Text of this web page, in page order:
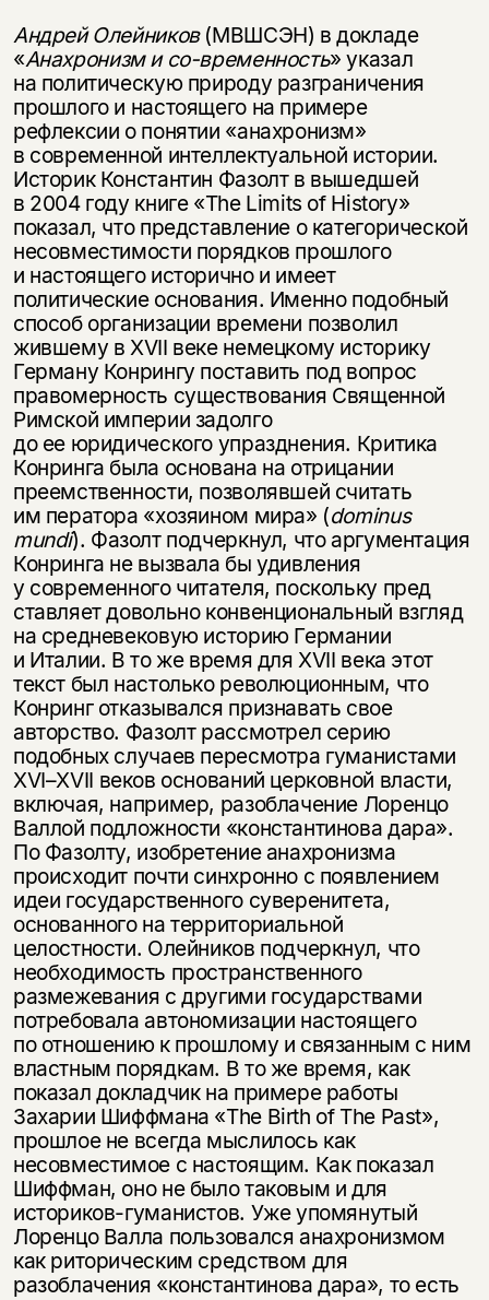
Андрей Олейников (МВШСЭН) в докладе
«Анахронизм и со-временность» указал
на политическую природу разграничения
прошлого и настоящего на примере
рефлексии о понятии «анахронизм»
в современной интеллектуальной истории.
Историк Константин Фазолт в вышедшей
в 2004 году книге «The Limits of History»
показал, что представление о категорической
несовместимости порядков прошлого
и настоящего исторично и имеет
политические основания. Именно подобный
способ организации времени позволил
жившему в XVII веке немецкому историку
Герману Конрингу поставить под вопрос
правомерность существования Священной
Римской империи задолго
до ее юридического упразднения. Критика
Конринга была основана на отрицании
преемственности, позволявшей считать
им ператора «хозяином мира» (dominus
mundi). Фазолт подчеркнул, что аргументация
Конринга не вызвала бы удивления
у современного читателя, поскольку пред
ставляет довольно конвенциональный взгляд
на средневековую историю Германии
и Италии. В то же время для XVII века этот
текст был настолько революционным, что
Конринг отказывался признавать свое
авторство. Фазолт рассмотрел серию
подобных случаев пересмотра гуманистами
XVI–XVII веков оснований церковной власти,
включая, например, разоблачение Лоренцо
Валлой подложности «константинова дара».
По Фазолту, изобретение анахронизма
происходит почти синхронно с появлением
идеи государственного суверенитета,
основанного на территориальной
целостности. Олейников подчеркнул, что
необходимость пространственного
размежевания с другими государствами
потребовала автономизации настоящего
по отношению к прошлому и связанным с ним
властным порядкам. В то же время, как
показал докладчик на примере работы
Захарии Шиффмана «The Birth of The Past»,
прошлое не всегда мыслилось как
несовместимое с настоящим. Как показал
Шиффман, оно не было таковым и для
историков-гуманистов. Уже упомянутый
Лоренцо Валла пользовался анахронизмом
как риторическим средством для
разоблачения «константинова дара», то есть
Подписка на рассылку
Раз в неделю мы отправляем рассылку
о книгах и событиях «НЛО».
За подписку дарим промокод на
скидку 15%
Я соглашаюсь с Политикой конфиденциальности
подписаться
Этой книги временно
нет в продаже.
Вы можете подписаться на
уведомления, и при поступлении книги
на склад получить письмо на указанный
электронный адрес.
Я соглашаюсь сПолитикой конфиденциальности
подписаться
Эта книга
не предназначена для
несовершеннолетних
Скажите, пожалуйста,
вам уже исполнилось 18 лет?
да
нет, вернуться назад